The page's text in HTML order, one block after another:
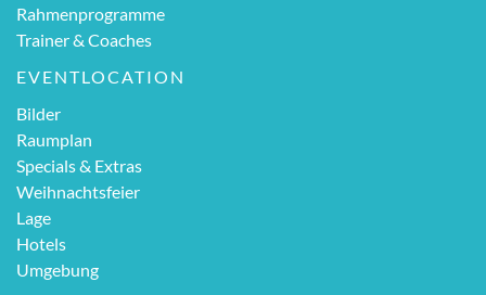
Rahmenprogramme
Trainer & Coaches
EVENTLOCATION
Bilder
Raumplan
Specials & Extras
Weihnachtsfeier
Lage
Hotels
Umgebung